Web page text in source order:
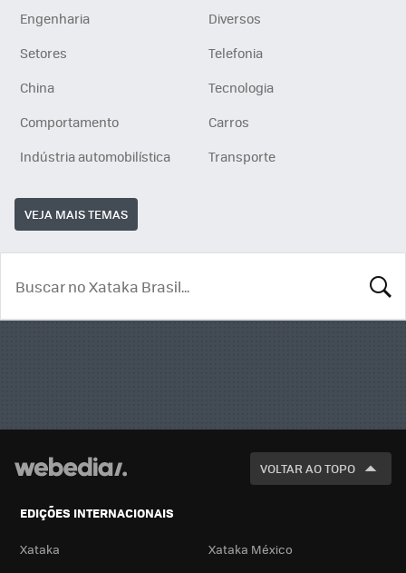
Engenharia
Diversos
Setores
Telefonia
China
Tecnologia
Comportamento
Carros
Indústria automobilística
Transporte
VEJA MAIS TEMAS
VOLTAR AO TOPO
EDIÇÕES INTERNACIONAIS
Xataka Xataka México